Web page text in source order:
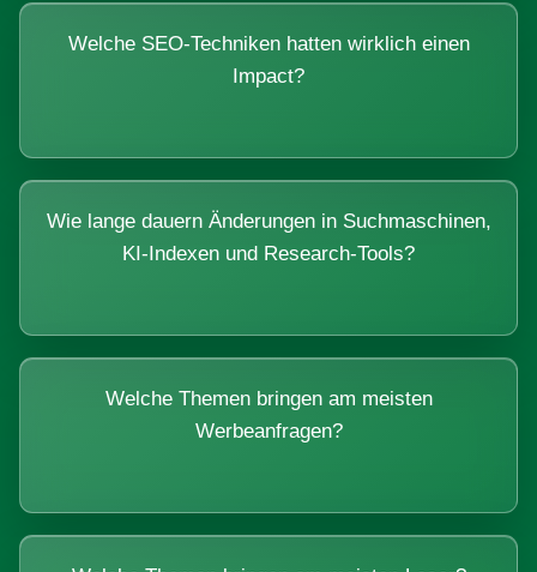
Welche SEO-Techniken hatten wirklich einen
Impact?
Wie lange dauern Änderungen in Suchmaschinen,
KI-Indexen und Research-Tools?
Welche Themen bringen am meisten
Werbeanfragen?